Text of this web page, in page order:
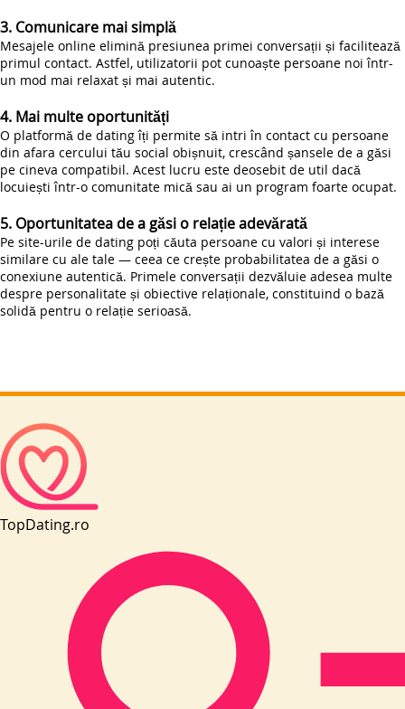
3. Comunicare mai simplă
Mesajele online elimină presiunea primei conversații și facilitează
primul contact. Astfel, utilizatorii pot cunoaște persoane noi într-
un mod mai relaxat și mai autentic.
4. Mai multe oportunități
O platformă de dating îți permite să intri în contact cu persoane
din afara cercului tău social obișnuit, crescând șansele de a găsi
pe cineva compatibil. Acest lucru este deosebit de util dacă
locuiești într-o comunitate mică sau ai un program foarte ocupat.
5. Oportunitatea de a găsi o relație adevărată
Pe site-urile de dating poți căuta persoane cu valori și interese
similare cu ale tale — ceea ce crește probabilitatea de a găsi o
conexiune autentică. Primele conversații dezvăluie adesea multe
despre personalitate și obiective relaționale, constituind o bază
solidă pentru o relație serioasă.
TopDating.ro